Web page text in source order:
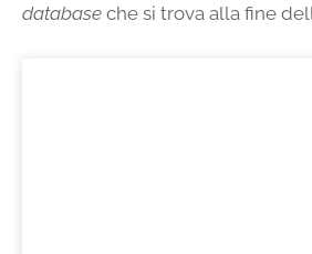
database che si trova alla fine